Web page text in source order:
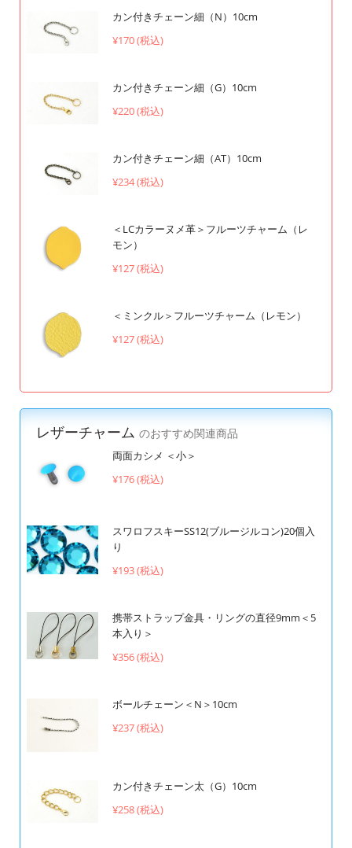
カン付きチェーン細（N）10cm
¥170 (税込)
カン付きチェーン細（G）10cm
¥220 (税込)
カン付きチェーン細（AT）10cm
¥234 (税込)
＜LCカラーヌメ革＞フルーツチャーム（レ
モン）
¥127 (税込)
＜ミンクル＞フルーツチャーム（レモン）
¥127 (税込)
レザーチャーム のおすすめ関連商品
両面カシメ ＜小＞
¥176 (税込)
スワロフスキーSS12(ブルージルコン)20個入
り
¥193 (税込)
携帯ストラップ金具・リングの直径9mm＜5
本入り＞
¥356 (税込)
ボールチェーン＜N＞10cm
¥237 (税込)
カン付きチェーン太（G）10cm
¥258 (税込)